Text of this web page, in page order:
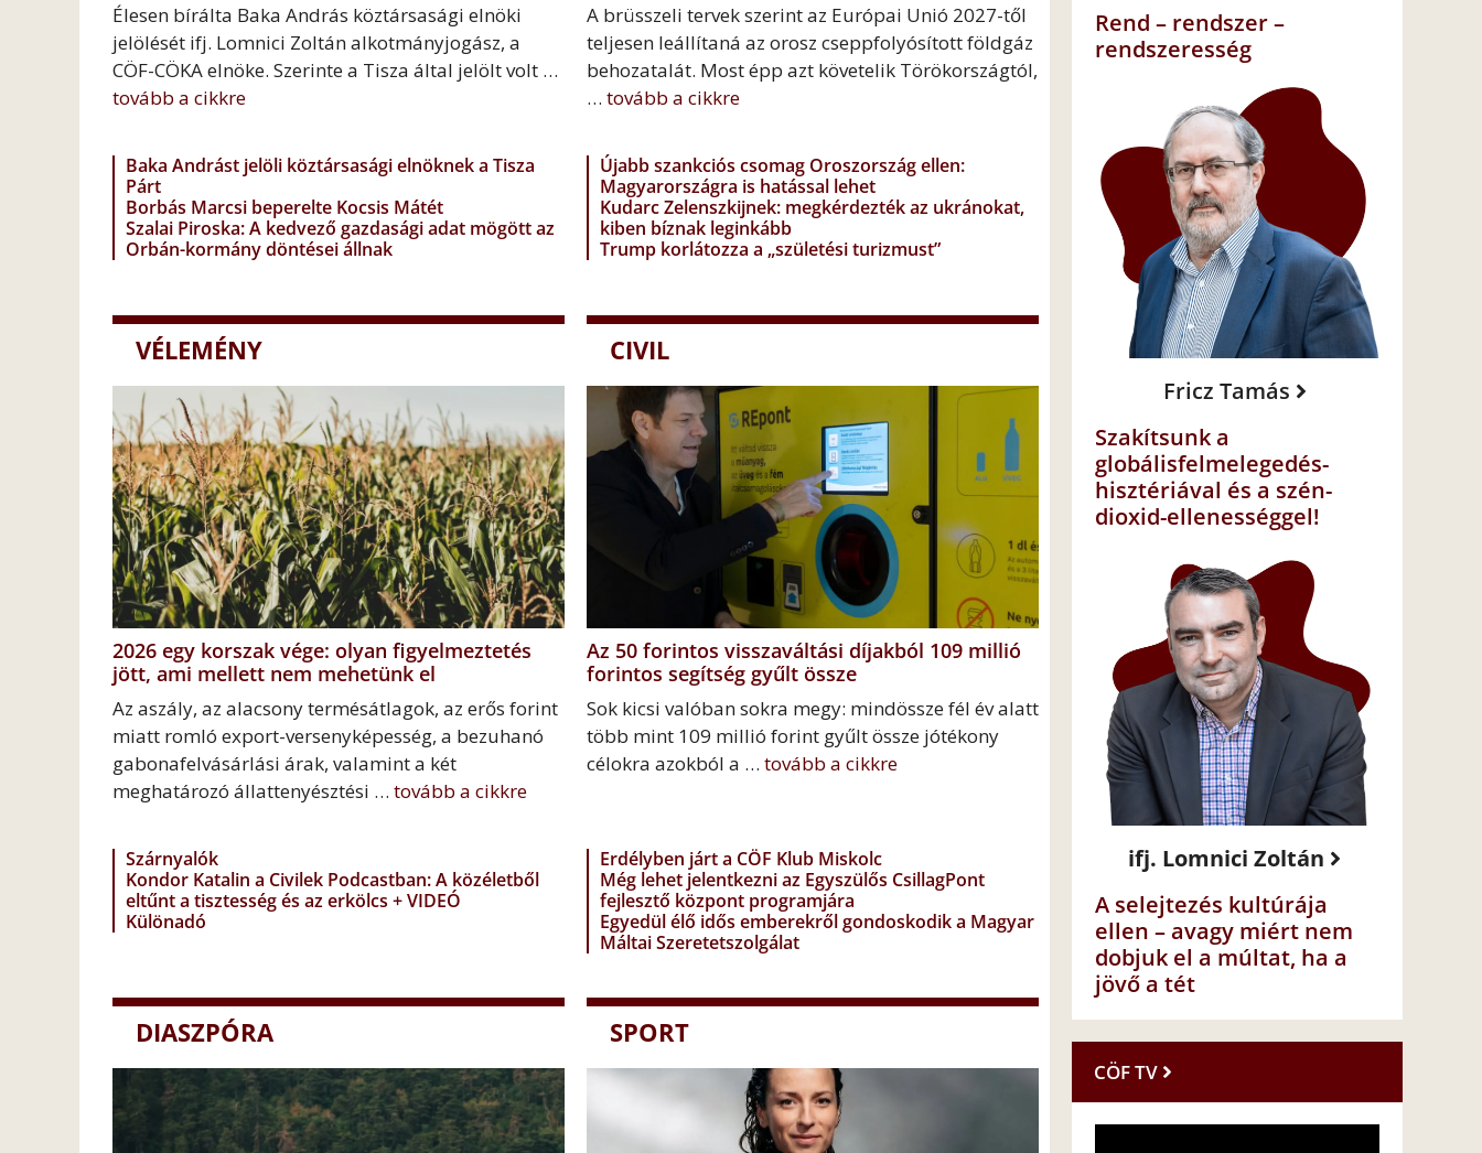
Élesen bírálta Baka András köztársasági elnöki
jelölését ifj. Lomnici Zoltán alkotmányjogász, a
CÖF-CÖKA elnöke. Szerinte a Tisza által jelölt volt …
tovább a cikkre
Baka Andrást jelöli köztársasági elnöknek a Tisza
Párt
Borbás Marcsi beperelte Kocsis Mátét
Szalai Piroska: A kedvező gazdasági adat mögött az
Orbán-kormány döntései állnak
A brüsszeli tervek szerint az Európai Unió 2027-től
teljesen leállítaná az orosz cseppfolyósított földgáz
behozatalát. Most épp azt követelik Törökországtól,
… tovább a cikkre
Újabb szankciós csomag Oroszország ellen:
Magyarországra is hatással lehet
Kudarc Zelenszkijnek: megkérdezték az ukránokat,
kiben bíznak leginkább
Trump korlátozza a „születési turizmust”
VÉLEMÉNY
2026 egy korszak vége: olyan figyelmeztetés
jött, ami mellett nem mehetünk el
Az aszály, az alacsony termésátlagok, az erős forint
miatt romló export-versenyképesség, a bezuhanó
gabonafelvásárlási árak, valamint a két
meghatározó állattenyésztési … tovább a cikkre
Szárnyalók
Kondor Katalin a Civilek Podcastban: A közéletből
eltűnt a tisztesség és az erkölcs + VIDEÓ
Különadó
CIVIL
Az 50 forintos visszaváltási díjakból 109 millió
forintos segítség gyűlt össze
Sok kicsi valóban sokra megy: mindössze fél év alatt
több mint 109 millió forint gyűlt össze jótékony
célokra azokból a … tovább a cikkre
Erdélyben járt a CÖF Klub Miskolc
Még lehet jelentkezni az Egyszülős CsillagPont
fejlesztő központ programjára
Egyedül élő idős emberekről gondoskodik a Magyar
Máltai Szeretetszolgálat
DIASZPÓRA SPORT
Rend – rendszer –
rendszeresség
Fricz Tamás
Szakítsunk a
globálisfelmelegedés-
hisztériával és a szén-
dioxid-ellenességgel!
ifj. Lomnici Zoltán
A selejtezés kultúrája
ellen – avagy miért nem
dobjuk el a múltat, ha a
jövő a tét
CÖF TV